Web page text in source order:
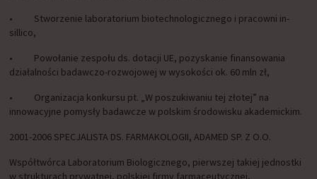
• Stworzenie laboratorium biotechnologicznego i pracowni in-
sillico,
• Powołanie zespołu ds. dotacji UE, pozyskanie finansowania
działalności badawczo-rozwojowej w wysokości ok. 60 mln zł,
• Organizacja konkursu pt. „W poszukiwaniu tej złotej” na
innowacyjne pomysły badawcze w polskim środowisku akademickim.
2001-2006 SPECJALISTA DS. FARMAKOLOGII, ADAMED SP. Z O.O.
Współtwórca Laboratorium Biologicznego, pierwszej takiej jednostki
w strukturach prywatnej, polskiej firmy farmaceutycznej,